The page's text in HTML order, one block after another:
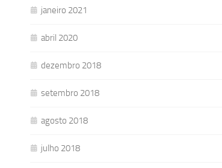
janeiro 2021
abril 2020
dezembro 2018
setembro 2018
agosto 2018
julho 2018